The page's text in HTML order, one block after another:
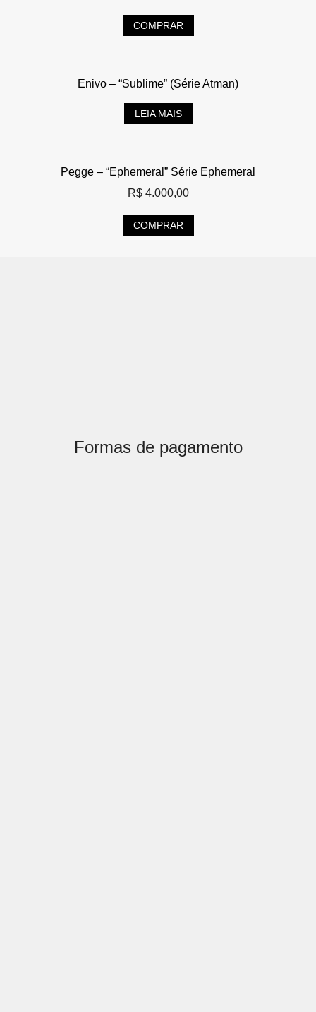
COMPRAR
Enivo – “Sublime” (Série Atman)
LEIA MAIS
Pegge – “Ephemeral” Série Ephemeral
R$4.000,00
COMPRAR
Formas de pagamento